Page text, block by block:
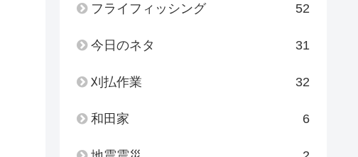
フライフィッシング 52
今日のネタ 31
刈払作業 32
和田家 6